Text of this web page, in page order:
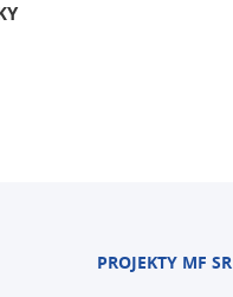
PROJEKTY MF SR